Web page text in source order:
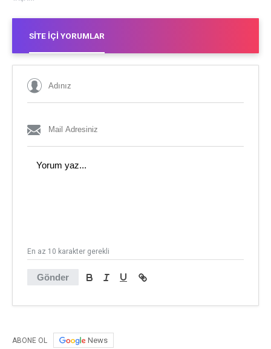
SITE İÇI YORUMLAR
Gönder
En az 10 karakter gerekli
ABONE OL News